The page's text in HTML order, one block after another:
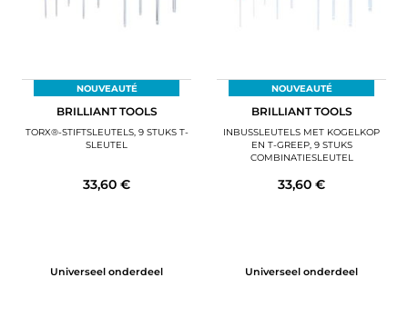
NOUVEAUTÉ
BRILLIANT TOOLS
TORX®-STIFTSLEUTELS, 9 STUKS T-
SLEUTEL
33,60 €
Universeel onderdeel
NOUVEAUTÉ
BRILLIANT TOOLS
INBUSSLEUTELS MET KOGELKOP
EN T-GREEP, 9 STUKS
COMBINATIESLEUTEL
33,60 €
Universeel onderdeel